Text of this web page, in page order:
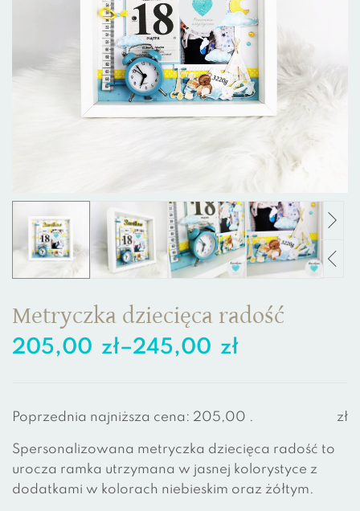
Metryczka dziecięca radość
205,00 zł–245,00 zł
Poprzednia najniższa cena: 205,00 zł
.
Spersonalizowana metryczka dziecięca radość to
urocza ramka utrzymana w jasnej kolorystyce z
dodatkami w kolorach niebieskim oraz żółtym.